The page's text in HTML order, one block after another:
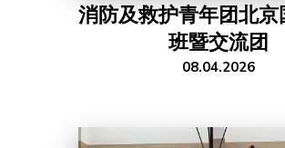
消防及救护青年团北京
班暨交流团
08.04.2026